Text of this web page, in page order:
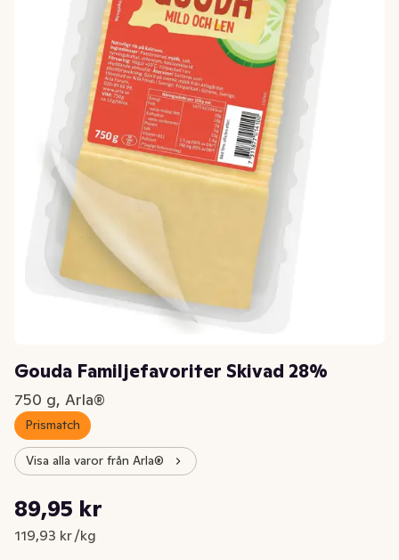
Gouda Familjefavoriter Skivad 28%
750 g, Arla®
Prismatch
Visa alla varor från Arla®
Nuvarande pris är: 89,95 kr
89,95 kr
119,93 kr /kg
Styckpris: 119,93 kr /kg